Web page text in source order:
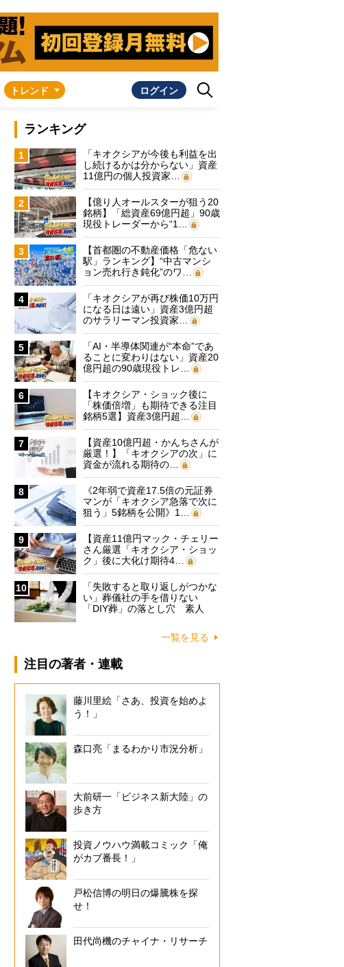
トレンド ログイン
ランキング
1
「キオクシアが今後も利益を出
し続けるかは分からない」資産
11億円の個人投資家…
2
【億り人オールスターが狙う20
銘柄】「総資産69億円超」90歳
現役トレーダーから“1…
3
【首都圏の不動産価格「危ない
駅」ランキング】“中古マンシ
ョン売れ行き鈍化”のワ…
4
「キオクシアが再び株価10万円
になる日は遠い」資産3億円超
のサラリーマン投資家…
5
「AI・半導体関連が“本命”であ
ることに変わりはない」資産20
億円超の90歳現役トレ…
6
【キオクシア・ショック後に
「株価倍増」も期待できる注目
銘柄5選】資産3億円超…
7
【資産10億円超・かんちさんが
厳選！】「キオクシアの次」に
資金が流れる期待の…
8
《2年弱で資産17.5倍の元証券
マンが「キオクシア急落で次に
狙う」5銘柄を公開》1…
9
【資産11億円マック・チェリー
さん厳選「キオクシア・ショッ
ク」後に大化け期待4…
10
「失敗すると取り返しがつかな
い」葬儀社の手を借りない
「DIY葬」の落とし穴 素人
一覧を見る
注目の著者・連載
藤川里絵「さあ、投資を始めよ
う！」
森口亮「まるわかり市況分析」
大前研一「ビジネス新大陸」の
歩き方
投資ノウハウ満載コミック「俺
がカブ番長！」
戸松信博の明日の爆騰株を探
せ！
田代尚機のチャイナ・リサーチ